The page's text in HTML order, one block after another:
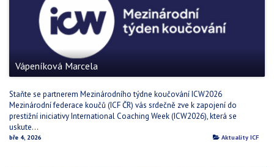
Vápeníková Marcela
Staňte se partnerem Mezinárodního týdne koučování ICW2026
Mezinárodní federace koučů (ICF ČR) vás srdečně zve k zapojení do
prestižní iniciativy International Coaching Week (ICW2026), která se
uskute...
bře 4, 2026 Aktuality ICF